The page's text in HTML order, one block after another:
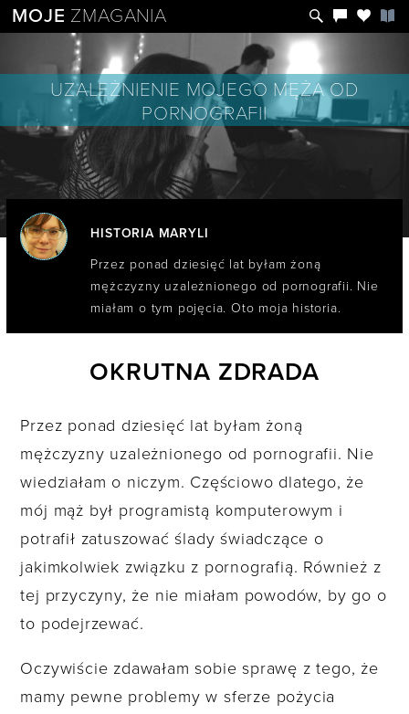
MOJE ZMAGANIA
UZALEŻNIENIE MOJEGO MĘŻA OD
PORNOGRAFII
HISTORIA MARYLI
Przez ponad dziesięć lat byłam żoną
mężczyzny uzależnionego od pornografii. Nie
miałam o tym pojęcia. Oto moja historia.
OKRUTNA ZDRADA
Przez ponad dziesięć lat byłam żoną
mężczyzny uzależnionego od pornografii. Nie
wiedziałam o niczym. Częściowo dlatego, że
mój mąż był programistą komputerowym i
potrafił zatuszować ślady świadczące o
jakimkolwiek związku z pornografią. Również z
tej przyczyny, że nie miałam powodów, by go o
to podejrzewać.
Oczywiście zdawałam sobie sprawę z tego, że
mamy pewne problemy w sferze pożycia